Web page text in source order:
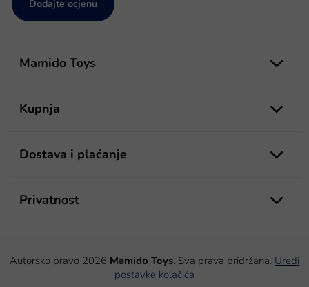
Dodajte ocjenu
Mamido Toys
Kupnja
Dostava i plaćanje
Privatnost
Autorsko pravo 2026 Mamido Toys. Sva prava pridržana. Uredi
postavke kolačića